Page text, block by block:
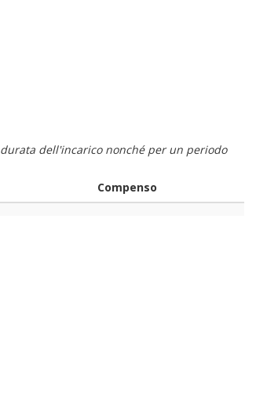
dell'incarico nonché per un periodo
Compenso